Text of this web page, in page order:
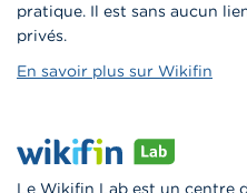
pratique. Il est sans aucun
privés.
En savoir plus sur Wikifin
Le Wikifin Lab est un centre